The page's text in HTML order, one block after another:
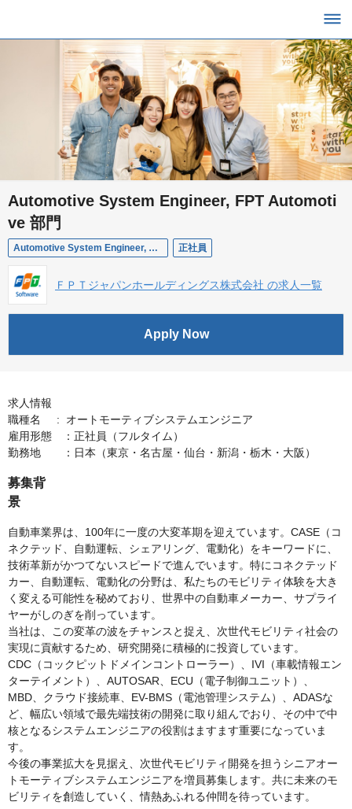
Automotive System Engineer, FPT Automoti
ve 部門
Automotive System Engineer, FPT Automotive 部門 正社員
ＦＰＴジャパンホールディングス株式会社 の求人一覧
Apply Now
求人情報
職種名 : オートモーティブシステムエンジニア
雇用形態 ：正社員（フルタイム）
勤務地 ：日本（東京・名古屋・仙台・新潟・栃木・大阪）
募集背
景
自動車業界は、100年に一度の大変革期を迎えています。CASE（コ
ネクテッド、自動運転、シェアリング、電動化）をキーワードに、
技術革新がかつてないスピードで進んでいます。特にコネクテッド
カー、自動運転、電動化の分野は、私たちのモビリティ体験を大き
く変える可能性を秘めており、世界中の自動車メーカー、サプライ
ヤーがしのぎを削っています。
当社は、この変革の波をチャンスと捉え、次世代モビリティ社会の
実現に貢献するため、研究開発に積極的に投資しています。
CDC（コックピットドメインコントローラー）、IVI（車載情報エン
ターテイメント）、AUTOSAR、ECU（電子制御ユニット）、
MBD、クラウド接続車、EV-BMS（電池管理システム）、ADASな
ど、幅広い領域で最先端技術の開発に取り組んでおり、その中で中
核となるシステムエンジニアの役割はますます重要になっていま
す。
今後の事業拡大を見据え、次世代モビリティ開発を担うシニアオー
トモーティブシステムエンジニアを増員募集します。共に未来のモ
ビリティを創造していく、情熱あふれる仲間を待っています。